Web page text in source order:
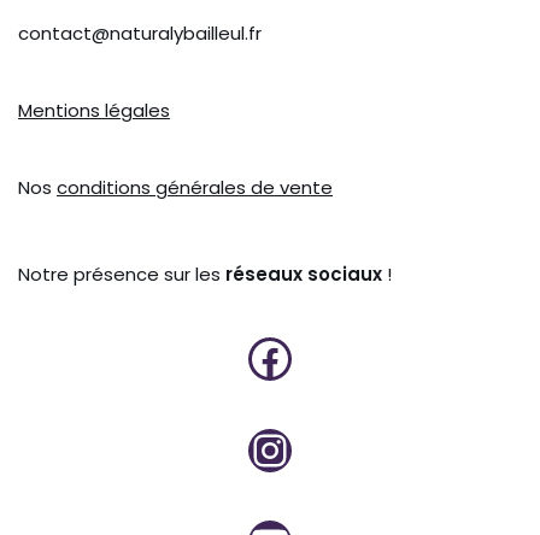
contact@naturalybailleul.fr
Mentions légales
Nos conditions générales de vente
Notre présence sur les réseaux sociaux !